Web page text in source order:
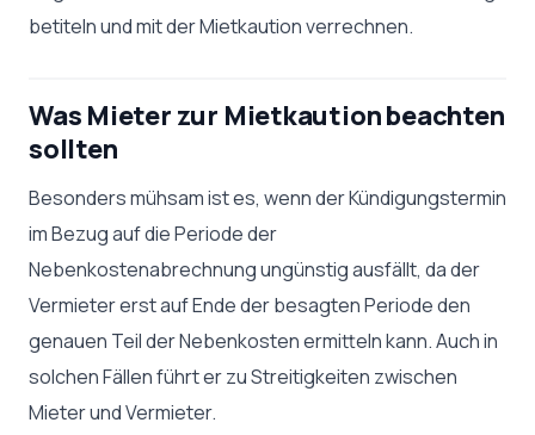
betiteln und mit der Mietkaution verrechnen.
Was Mieter zur Mietkaution beachten
sollten
Besonders mühsam ist es, wenn der Kündigungstermin
im Bezug auf die Periode der
Nebenkostenabrechnung ungünstig ausfällt, da der
Vermieter erst auf Ende der besagten Periode den
genauen Teil der Nebenkosten ermitteln kann. Auch in
solchen Fällen führt er zu Streitigkeiten zwischen
Mieter und Vermieter.